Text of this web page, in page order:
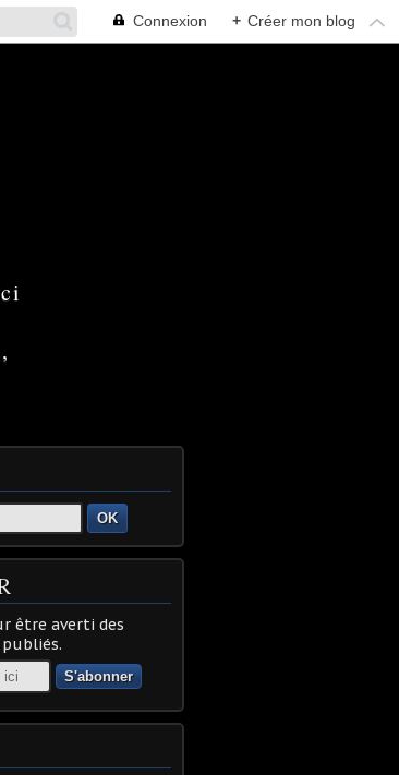
Connexion + Créer mon blog
OK
être averti des